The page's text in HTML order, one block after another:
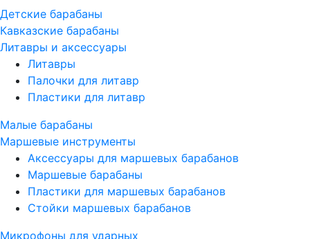
Детские барабаны
Кавказские барабаны
Литавры и аксессуары
Литавры
Палочки для литавр
Пластики для литавр
Малые барабаны
Маршевые инструменты
Аксессуары для маршевых барабанов
Маршевые барабаны
Пластики для маршевых барабанов
Стойки маршевых барабанов
Микрофоны для ударных